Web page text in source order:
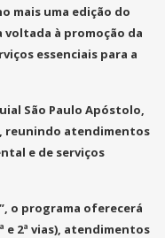
mais uma edição do
voltada à promoção da
essenciais para a
São Paulo Apóstolo,
reunindo atendimentos
e de serviços
o programa oferecerá
e 2ª vias), atendimentos